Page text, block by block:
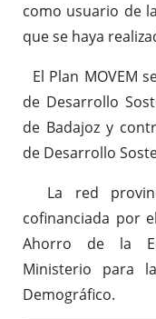
como usuario de
que se haya
El Plan MOVEM
de Desarrollo
de Badajoz y
de Desarrollo
La red
cofinanciada por
Ahorro de la
Ministerio para
Demográfico.